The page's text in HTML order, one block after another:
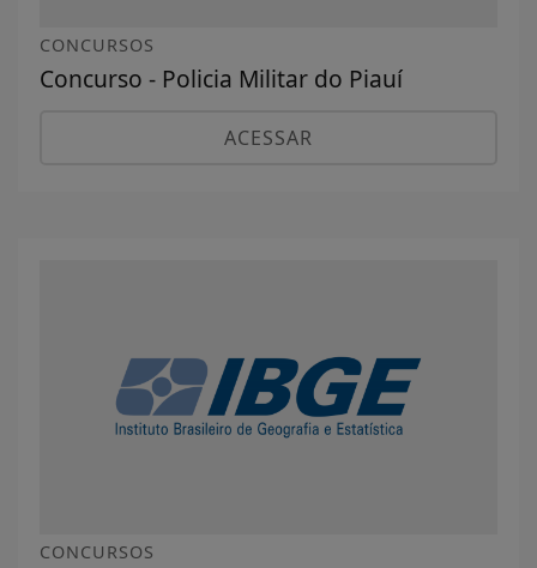
CONCURSOS
Concurso - Policia Militar do Piauí
ACESSAR
CONCURSOS